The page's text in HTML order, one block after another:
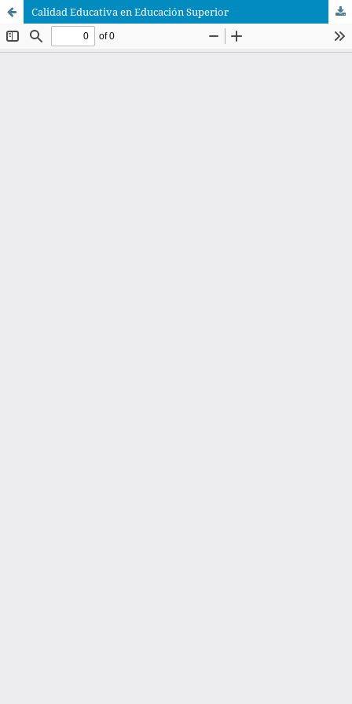
Calidad Educativa en Educación Superior